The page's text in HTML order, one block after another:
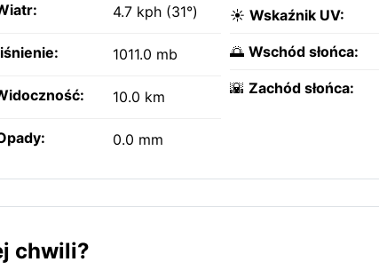
4.7 kph (31°)
1011.0 mb
10.0 km
0.0 mm
☀️ Wskaźnik UV:
🌅 Wschód słońca:
🌇 Zachód słońca:
chwili?